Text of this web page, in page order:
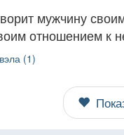
мужчину
отношением к
(1)